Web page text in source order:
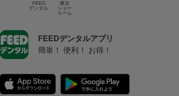
FEED
デンタル
東京
ショー
ルーム
FEEDデンタルアプリ
簡単！ 便利！ お得！